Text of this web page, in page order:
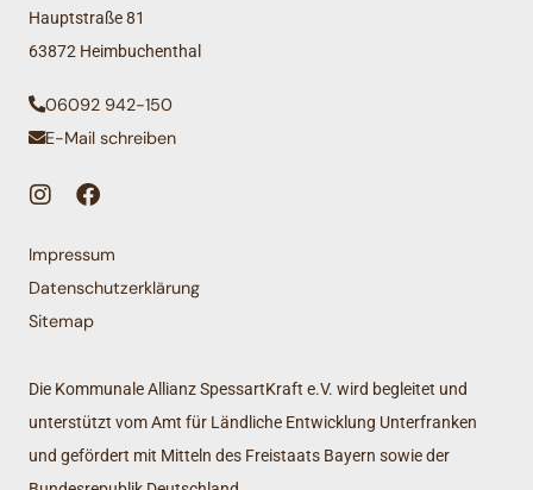
Hauptstraße 81
63872 Heimbuchenthal
06092 942-150
E-Mail schreiben
Impressum
Datenschutzerklärung
Sitemap
Die Kommunale Allianz SpessartKraft e.V. wird begleitet und
unterstützt vom Amt für Ländliche Entwicklung Unterfranken
und gefördert mit Mitteln des Freistaats Bayern sowie der